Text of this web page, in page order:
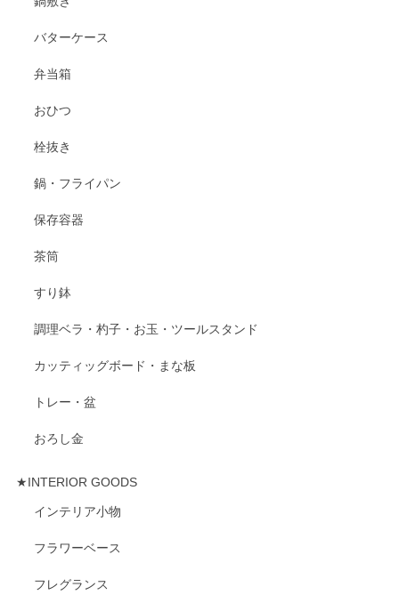
バターケース
弁当箱
おひつ
栓抜き
鍋・フライパン
保存容器
茶筒
すり鉢
調理ベラ・杓子・お玉・ツールスタンド
カッティッグボード・まな板
トレー・盆
おろし金
★INTERIOR GOODS
インテリア小物
フラワーベース
フレグランス